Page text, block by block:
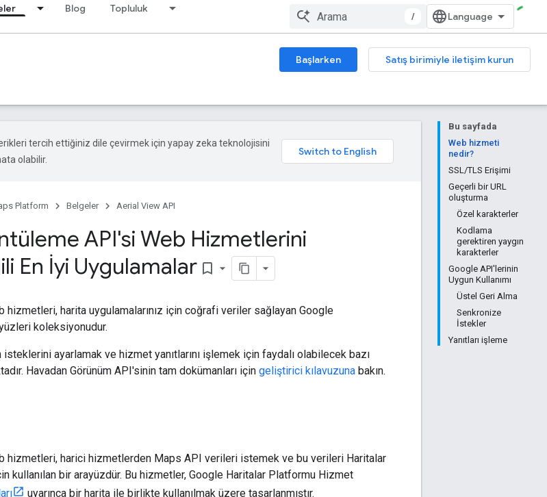
Blog Topluluk
/
Başlarken
Satış birimiyle iletişim kurun
Bu sayfada
Web hizmeti
nedir?
SSL/TLS Erişimi
Geçerli bir URL
oluşturma
Özel karakterler
Kodlama
gerektiren yaygın
karakterler
Google API'lerinin
Uygun Kullanımı
Üstel Geri Alma
Senkronize
İstekler
Yanıtları işleme
tercih ettiğiniz dile çevirmek için yapay zeka teknolojisini
olabilir.
Platform Belgeler Aerial View API
API'si Web Hizmetlerini
En İyi Uygulamalar bookmark_border
harita uygulamalarınız için coğrafi veriler sağlayan Google
koleksiyonudur.
ayarlamak ve hizmet yanıtlarını işlemek için faydalı olabilecek bazı
Havadan Görünüm API'sinin tam dokümanları için geliştirici kılavuzuna bakın.
hizmetleri, harici hizmetlerden Maps API verileri istemek ve bu verileri Haritalar
kullanılan bir arayüzdür. Bu hizmetler, Google Haritalar Platformu Hizmet
uyarınca bir harita ile birlikte kullanılmak üzere tasarlanmıştır.